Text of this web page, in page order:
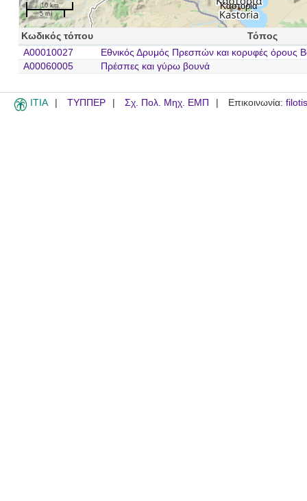
Καστορία
10 km
5 mi
Κωδικός τόπου
Τόπος
A00010027
Εθνικός Δρυμός Πρεσπών και κορυφές όρους
A00060005
Πρέσπες και γύρω βουνά
ITIA ΤΥΠΠΕΡ Σχ. Πολ. Μηχ. ΕΜΠ Επικοινωνία: